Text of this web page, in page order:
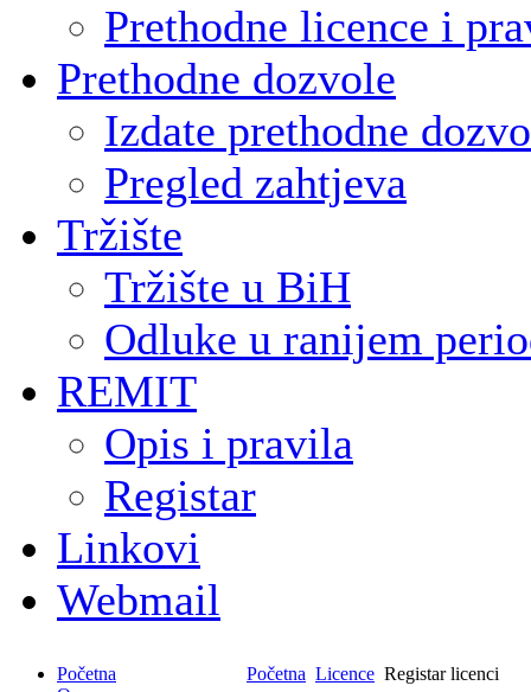
Prethodne licence i
Prethodne dozvole
Izdate prethodne
Pregled zahtjeva
Tržište
Tržište u BiH
Odluke u ranijem
REMIT
Opis i pravila
Registar
Linkovi
Webmail
Početna
Početna Licence Registar licenci